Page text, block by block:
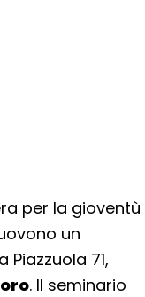
per la gioventù
un
Piazzuola 71,
. Il seminario